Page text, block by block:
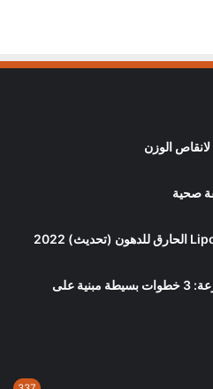
الوزن
صحية
اسهل طريقة لانقاص الوزن بسرعة: 3 خطوات بسيطة مبنية على